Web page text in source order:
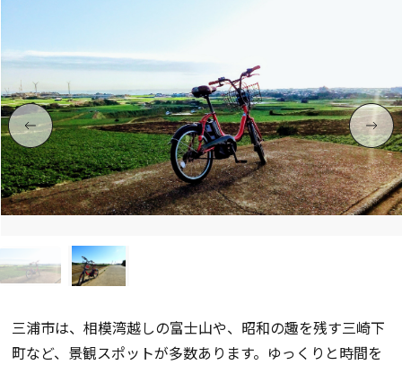
三浦市は、相模湾越しの富士山や、昭和の趣を残す三崎下
町など、景観スポットが多数あります。ゆっくりと時間を